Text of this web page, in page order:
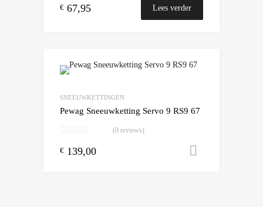
€ 67,95 Lees verder
SNEEUWKETTINGEN
Pewag Sneeuwketting Servo 9 RS9 67
(0 reviews)
€ 139,00